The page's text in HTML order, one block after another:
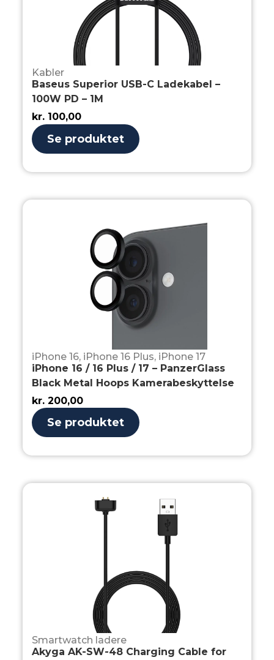
Kabler
Baseus Superior USB-C Ladekabel –
100W PD – 1M
kr. 100,00
Se produktet
iPhone 16, iPhone 16 Plus, iPhone 17
iPhone 16 / 16 Plus / 17 – PanzerGlass
Black Metal Hoops Kamerabeskyttelse
kr. 200,00
Se produktet
Smartwatch ladere
Akyga AK-SW-48 Charging Cable for